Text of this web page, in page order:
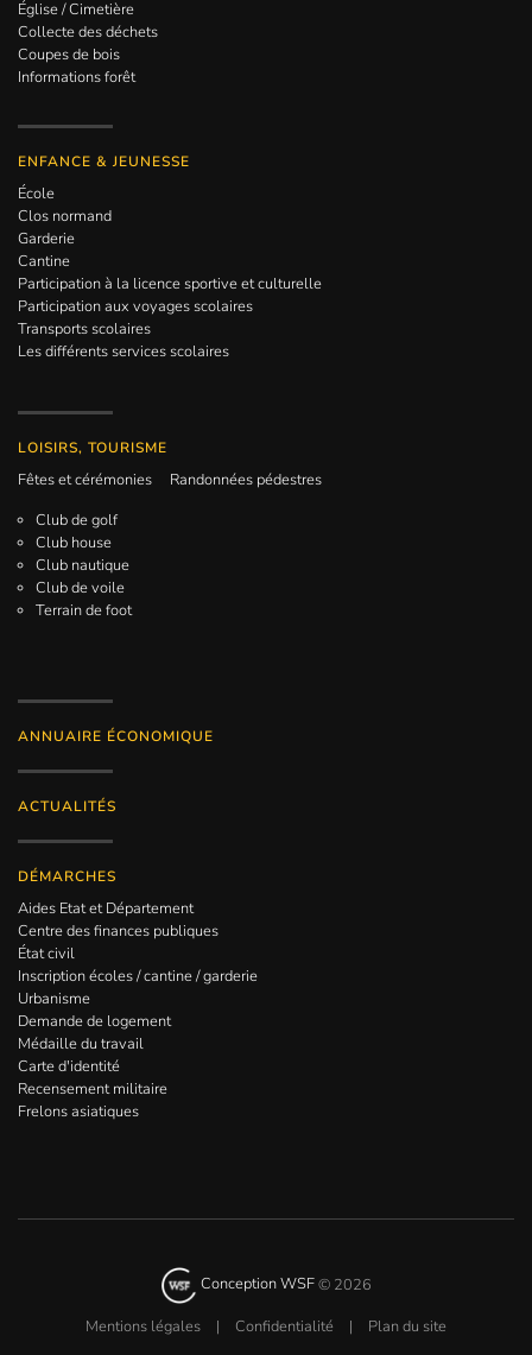
Église / Cimetière
Collecte des déchets
Coupes de bois
Informations forêt
ENFANCE & JEUNESSE
École
Clos normand
Garderie
Cantine
Participation à la licence sportive et culturelle
Participation aux voyages scolaires
Transports scolaires
Les différents services scolaires
LOISIRS, TOURISME
Fêtes et cérémonies
Randonnées pédestres
Club de golf
Club house
Club nautique
Club de voile
Terrain de foot
ANNUAIRE ÉCONOMIQUE
ACTUALITÉS
DÉMARCHES
Aides Etat et Département
Centre des finances publiques
État civil
Inscription écoles / cantine / garderie
Urbanisme
Demande de logement
Médaille du travail
Carte d'identité
Recensement militaire
Frelons asiatiques
Conception WSF© 2026
Mentions légales | Confidentialité | Plan du site